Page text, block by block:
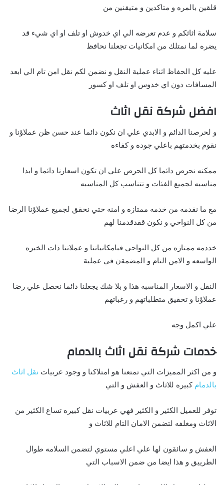
قلقين بالمره و متاكدين و متيقنين من
سلامة اثاثكم و عدم تعرضه الي اي خدوش او تلف او اي شيء قد
يضره لما نمتلك من امكانيات تجعلنا نحافظ
عليه كل الحفاظ اثناء عملية النقل و نضمن لكم نقل امن تام الي ابعد
المسافات دون اي خدوس او تلف او كسور
افضل شركة نقل اثاث
و لحرصنا الدائم و الابدي علي ان نكون دائما عند حسن ظن عملاؤنا و
نقوم بخدمتهم باعلي جوده و كفاءه
ممكنه نحرص دائما كل الحرص علي ان تكون اسعارنا دائما و ابدا
مناسبه لجميع الفئات و تتناسب كل المناسبه
مع ما نقدمه من خدمه ممتازه و امنه حتي نحقق لجميع عملاؤنا الرضا
من كل النواحي و نكون ققدقدمنا لهم
خددمه ممتازه من كل النواحي فبامكانياتنا و عملاتنا ذات الخبره
الواسعه و الامن التام و المضمةن في عملية
النقل و الاسعار المناسبه هذا و بلا شك يجعلنا دائما نحصل علي رضا
عملاؤنا و تحقيق متطلباتهم و رغباتهم
علي اكمل وجه
خدمات شركة نقل اثاث بالدمام
و من اكثر المميزات التي تمتعنا هو امتلاكنا و وجود عربيات نقل اثاث
بالدمام كبيره للاثاث و العفش و التي
توفر للعميل الكثير و الكثير فهي عربيات نقل كبيره تساع الكثير من
الاثاث ومغلفه لتضمن الامان التام للاثاث و
العفش و سائقون لها علي اعلي مستوي لتضمن السلامه طوال
الطرييق و هذا ايضا من ضمن الاسباب التي